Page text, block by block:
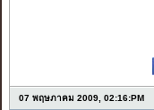
07 พฤษภาคม 2009, 02:16:PM